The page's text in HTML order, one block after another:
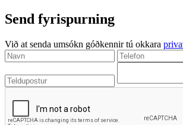
Send fyrispurning
Við at senda umsókn góðkennir tú okkara